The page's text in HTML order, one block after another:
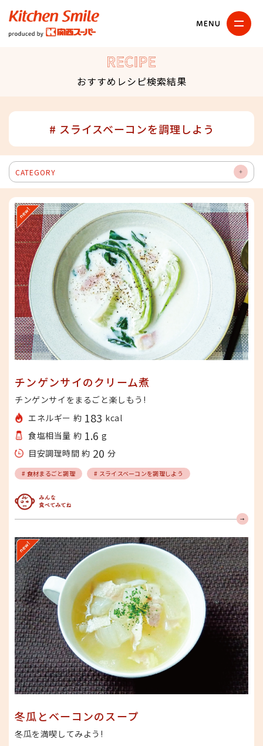
キッチンスマイル
おすすめレシピ検索結果
# スライスベーコンを調理しよう
CATEGORY
OP
EN
チンゲンサイのクリーム煮
チンゲンサイをまるごと楽しもう!
エネルギー 約 183 kcal
食塩相当量 約 1.6 g
目安調理時間 約 20 分
# 食材まるごと調理 # スライスベーコンを調理しよう
みんな食べてみてね
冬瓜とベーコンのスープ
冬瓜を満喫してみよう!